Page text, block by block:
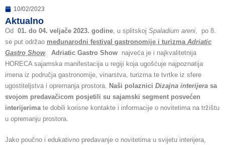
10/02/2023
Aktualno
Od 01. do 04. veljače 2023. godine, u splitskoj Spaladium areni​,
po 8.
se put održao međunarodni festival gastronomije i turizma Adriatic
Gastro Show. Adriatic Gastro Show najveća je i najkvalitetnija
HORECA sajamska manifestacija u regiji koja ugošćuje najpoznatija
imena iz područja gastronomije, vinarstva, turizma te tvrtke iz sfere
ugostiteljstva i opremanja prostora. Naši polaznici Dizajna interijera sa
svojom predavačicom posjetili su sajamski segment posvećen
interijerimate dobili korisne kontakte i informacije o novitetima na tržištu
u opremanju prostora.
Jako poučno i edukativno predavanje o novitetima u svijetu interijera,